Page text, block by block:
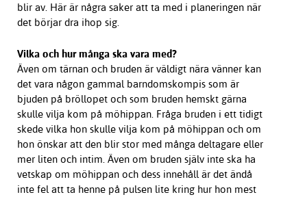
blir av. Här är några saker att ta med i planeringen när
det börjar dra ihop sig.
Vilka och hur många ska vara med?
Även om tärnan och bruden är väldigt nära vänner kan
det vara någon gammal barndomskompis som är
bjuden på bröllopet och som bruden hemskt gärna
skulle vilja kom på möhippan. Fråga bruden i ett tidigt
skede vilka hon skulle vilja kom på möhippan och om
hon önskar att den blir stor med många deltagare eller
mer liten och intim. Även om bruden själv inte ska ha
vetskap om möhippan och dess innehåll är det ändå
inte fel att ta henne på pulsen lite kring hur hon mest